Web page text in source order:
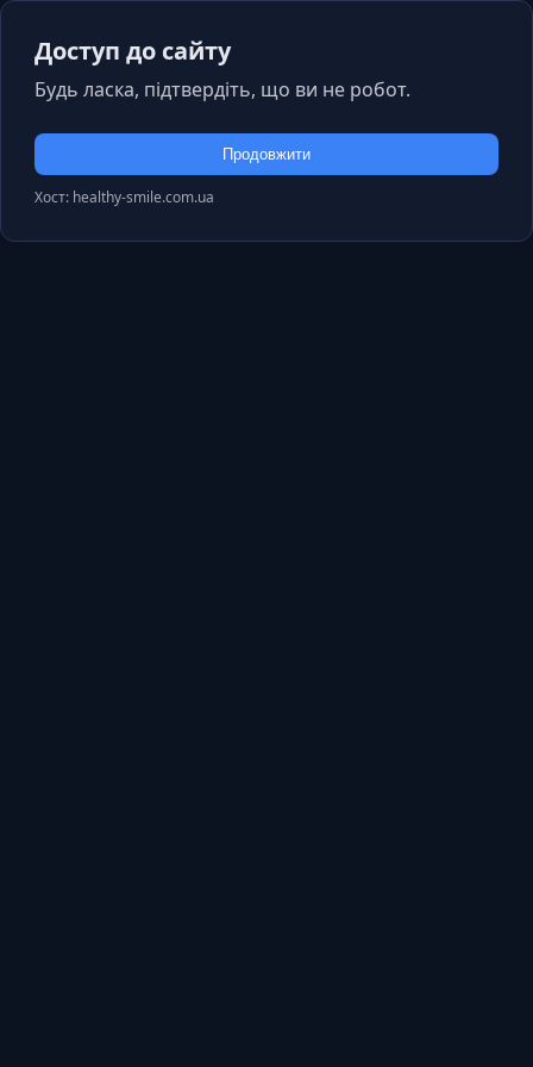
Доступ до сайту
Будь ласка, підтвердіть, що ви не робот.
Продовжити
Хост: healthy-smile.com.ua